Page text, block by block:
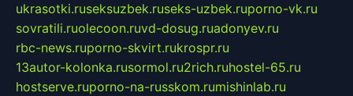
ukrasotki.ruseksuzbek.ruseks-uzbek.ruporno-vk.ru
sovratili.ruolecoon.ruvd-dosug.ruadonyev.ru
rbc-news.ruporno-skvirt.rukrospr.ru
13autor-kolonka.rusormol.ru2rich.ruhostel-65.ru
hostserve.ruporno-na-russkom.rumishinlab.ru